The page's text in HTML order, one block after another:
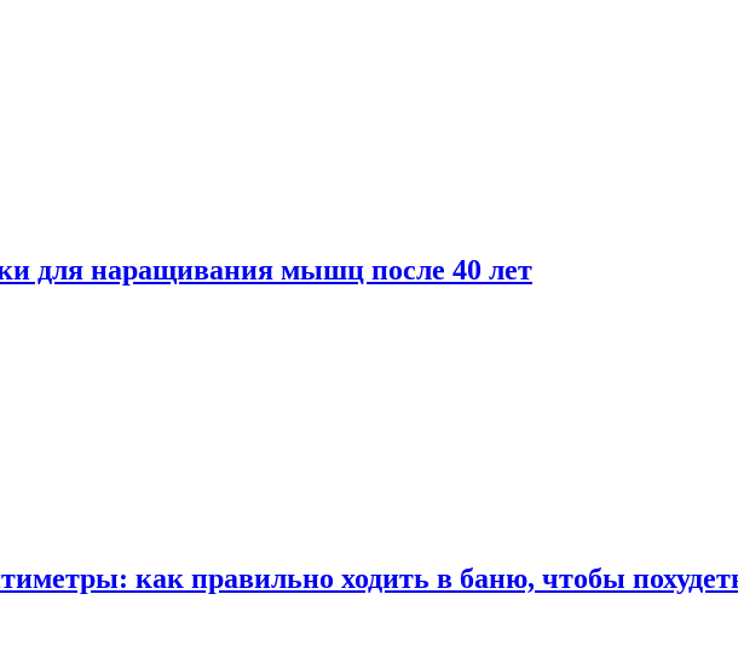
для наращивания мышц после 40 лет
как правильно ходить в баню, чтобы